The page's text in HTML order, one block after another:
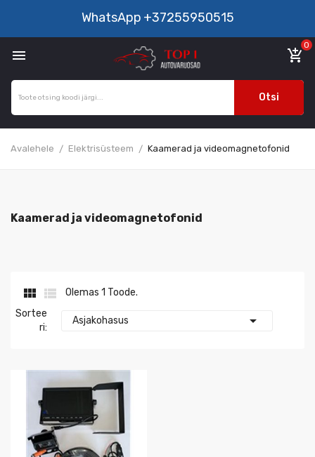
WhatsApp +37255950515
 add_shopping_cart
0
Otsi
Avalehele Elektrisüsteem Kaamerad ja videomagnetofonid
Kaamerad ja videomagnetofonid
 
Olemas 1 Toode.
Sortee
Ri:
Asjakohasus 